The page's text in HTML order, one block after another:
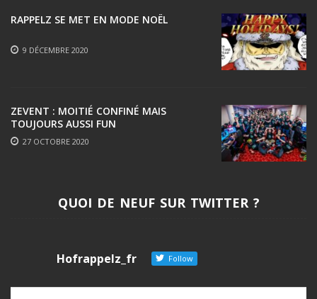
RAPPELZ SE MET EN MODE NOËL
9 DÉCEMBRE 2020
ZEVENT : MOITIÉ CONFINÉ MAIS
TOUJOURS AUSSI FUN
27 OCTOBRE 2020
QUOI DE NEUF SUR TWITTER ?
Hofrappelz_fr Follow